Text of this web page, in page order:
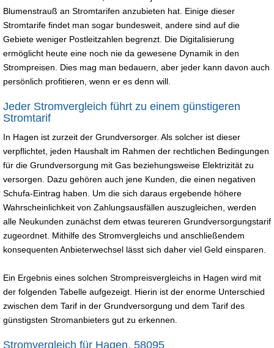
Blumenstrauß an Stromtarifen anzubieten hat. Einige dieser
Stromtarife findet man sogar bundesweit, andere sind auf die
Gebiete weniger Postleitzahlen begrenzt. Die Digitalisierung
ermöglicht heute eine noch nie da gewesene Dynamik in den
Strompreisen. Dies mag man bedauern, aber jeder kann davon auch
persönlich profitieren, wenn er es denn will.
Jeder Stromvergleich führt zu einem günstigeren
Stromtarif
In Hagen ist zurzeit der Grundversorger. Als solcher ist dieser
verpflichtet, jeden Haushalt im Rahmen der rechtlichen Bedingungen
für die Grundversorgung mit Gas beziehungsweise Elektrizität zu
versorgen. Dazu gehören auch jene Kunden, die einen negativen
Schufa-Eintrag haben. Um die sich daraus ergebende höhere
Wahrscheinlichkeit von Zahlungsausfällen auszugleichen, werden
alle Neukunden zunächst dem etwas teureren Grundversorgungstarif
zugeordnet. Mithilfe des Stromvergleichs und anschließendem
konsequenten Anbieterwechsel lässt sich daher viel Geld einsparen.
Ein Ergebnis eines solchen Strompreisvergleichs in Hagen wird mit
der folgenden Tabelle aufgezeigt. Hierin ist der enorme Unterschied
zwischen dem Tarif in der Grundversorgung und dem Tarif des
günstigsten Stromanbieters gut zu erkennen.
Stromvergleich für Hagen, 58095